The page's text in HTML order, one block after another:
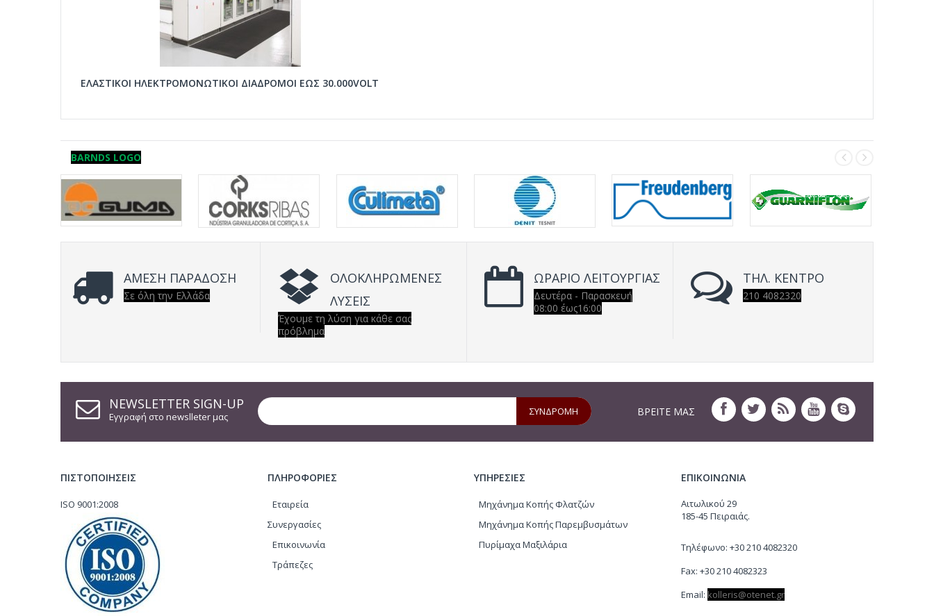
ΕΛΑΣΤΙΚΟΙ ΗΛΕΚΤΡΟΜΟΝΩΤΙΚΟΙ ΔΙΑΔΡΟΜΟΙ ΕΩΣ 30.000VOLT
BARNDS LOGO
ΑΜΕΣΗ ΠΑΡΑΔΟΣΗ
Σε όλη την Ελλάδα
ΟΛΟΚΛΗΡΩΜΕΝΕΣ
ΛΥΣΕΙΣ
Έχουμε τη λύση για κάθε σας
πρόβλημα
ΩΡΑΡΙΟ ΛΕΙΤΟΥΡΓΙΑΣ
Δευτέρα - Παρασκευή
08:00 έως16:00
ΤΗΛ. ΚΕΝΤΡΟ
210 4082320
NEWSLETTER SIGN-UP
Εγγραφή στο newslleter μας ΣΥΝΔΡΟΜΗ ΒΡΕΙΤΕ ΜΑΣ
ΠΙΣΤΟΠΟΙΗΣΕΙΣ
ISO 9001:2008
ΠΛΗΡΟΦΟΡΙΕΣ
Εταιρεία
Συνεργασίες
Επικοινωνία
Τράπεζες
ΥΠΗΡΕΣΙΕΣ
Μηχάνημα Κοπής Φλατζών
Μηχάνημα Κοπής Παρεμβυσμάτων
Πυρίμαχα Μαξιλάρια
ΕΠΙΚΟΙΝΩΝΙΑ
Αιτωλικού 29
185-45 Πειραιάς.
Τηλέφωνο: +30 210 4082320
Fax: +30 210 4082323
Email: kolleris@otenet.gr